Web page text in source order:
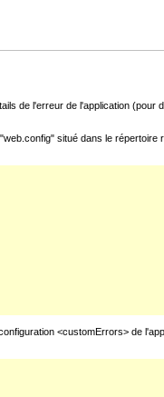
de l'erreur de l'application
situé dans le répertoire
<customErrors> de